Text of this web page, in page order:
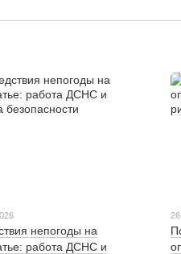
непогоды на
работа ДСНС и